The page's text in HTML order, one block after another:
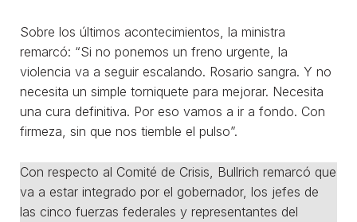
Sobre los últimos acontecimientos, la ministra
remarcó: “Si no ponemos un freno urgente, la
violencia va a seguir escalando. Rosario sangra. Y no
necesita un simple torniquete para mejorar. Necesita
una cura definitiva. Por eso vamos a ir a fondo. Con
firmeza, sin que nos tiemble el pulso”.
Con respecto al Comité de Crisis, Bullrich remarcó que
va a estar integrado por el gobernador, los jefes de
las cinco fuerzas federales y representantes del